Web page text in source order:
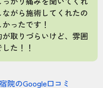
ながら施術してくれたの
ったです！
取りづらいけど、雰囲
た！！
院のGoogle口コミ